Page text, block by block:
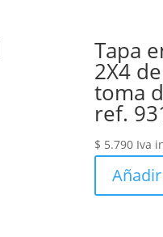
Tapa
2X4
toma
ref.
$ 5.790 Iva